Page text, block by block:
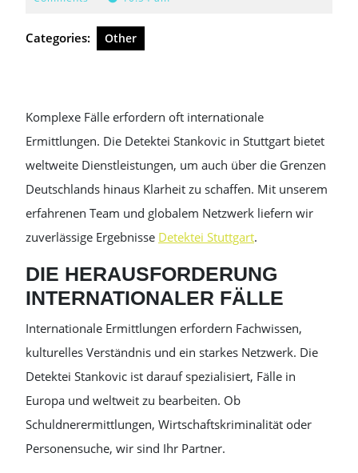
Categories: Other
Komplexe Fälle erfordern oft internationale
Ermittlungen. Die Detektei Stankovic in Stuttgart bietet
weltweite Dienstleistungen, um auch über die Grenzen
Deutschlands hinaus Klarheit zu schaffen. Mit unserem
erfahrenen Team und globalem Netzwerk liefern wir
zuverlässige Ergebnisse Detektei Stuttgart.
DIE HERAUSFORDERUNG
INTERNATIONALER FÄLLE
Internationale Ermittlungen erfordern Fachwissen,
kulturelles Verständnis und ein starkes Netzwerk. Die
Detektei Stankovic ist darauf spezialisiert, Fälle in
Europa und weltweit zu bearbeiten. Ob
Schuldnerermittlungen, Wirtschaftskriminalität oder
Personensuche, wir sind Ihr Partner.